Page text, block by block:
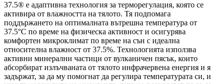
37.5® е адаптивна технология за терморегулация, която се
активира от влажността на тялото. Тя подпомага
поддържането на оптималната вътрешна температура от
37.5°C по време на физическа активност и осигурява
комфортен микроклимат по време на сън с идеална
относителна влажност от 37.5%. Технологията използва
активни минерални частици от вулканичен пясък, които
абсорбират излъчваната от тялото инфрачервена енергия и я
задържат, за да му помогнат да регулира температурата си, и